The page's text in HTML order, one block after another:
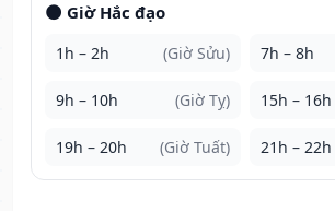
🌑 Giờ Hắc đạo
1h – 2h (Giờ Sửu) 7h – 8h
9h – 10h (Giờ Tỵ) 15h – 16h
19h – 20h (Giờ Tuất) 21h – 22h